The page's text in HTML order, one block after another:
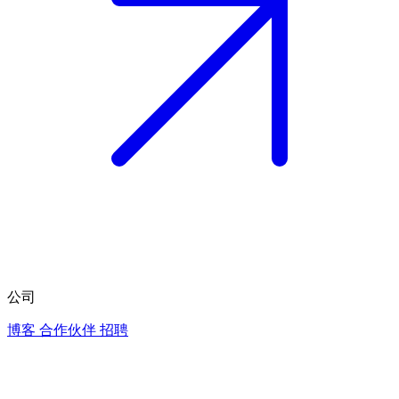
公司
博客 合作伙伴 招聘